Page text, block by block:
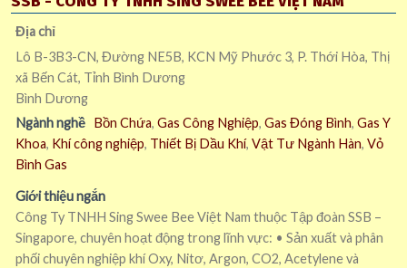
Địa chỉ
Lô B-3B3-CN, Đường NE5B, KCN Mỹ Phước 3, P. Thới Hòa, Thị
xã Bến Cát, Tỉnh Bình Dương
Bình Dương
Ngành nghề
Bồn Chứa, Gas Công Nghiệp, Gas Đóng Bình, Gas Y
Khoa, Khí công nghiệp, Thiết Bị Dầu Khí, Vật Tư Ngành Hàn, Vỏ
Bình Gas
Giới thiệu ngắn
Công Ty TNHH Sing Swee Bee Việt Nam thuộc Tập đoàn SSB –
Singapore, chuyên hoạt động trong lĩnh vực: • Sản xuất và phân
phối chuyên nghiệp khí Oxy, Nitơ, Argon, CO2, Acetylene và